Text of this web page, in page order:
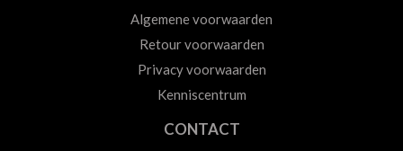
Algemene voorwaarden
Retour voorwaarden
Privacy voorwaarden
Kenniscentrum
CONTACT